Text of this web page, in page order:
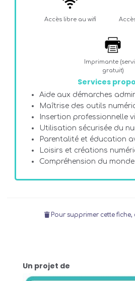
Accès libre au wifi
Imprimante
gratuit)
Services
Aide aux démarches
Maîtrise des outils
Insertion professionnelle
Utilisation sécurisée du
Parentalité et éducation
Loisirs et créations
Compréhension du
Pour supprimer cette
Un projet de